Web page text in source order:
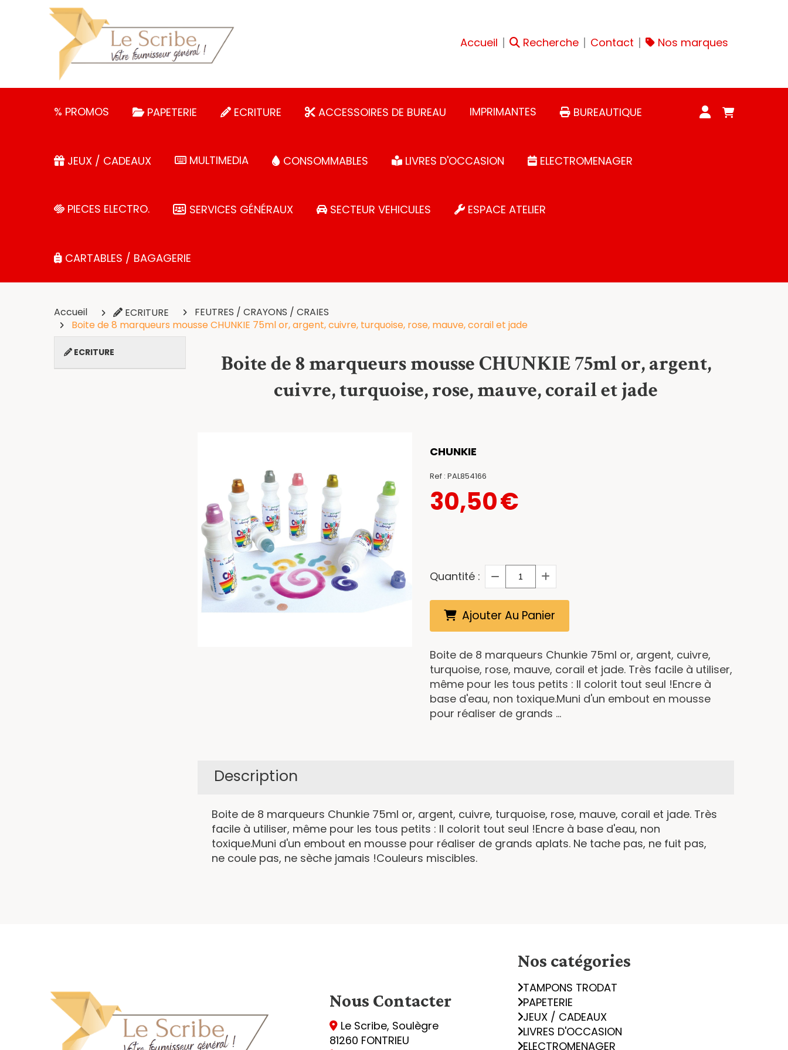
Accueil Recherche Contact Nos marques
% PROMOS PAPETERIE ECRITURE ACCESSOIRES DE BUREAU IMPRIMANTES BUREAUTIQUE
JEUX / CADEAUX MULTIMEDIA CONSOMMABLES LIVRES D'OCCASION ELECTROMENAGER
PIECES ELECTRO. SERVICES GÉNÉRAUX SECTEUR VEHICULES ESPACE ATELIER
CARTABLES / BAGAGERIE
ECRITURE
Accueil ECRITURE
FEUTRES / CRAYONS / CRAIES
Boite de 8 marqueurs mousse CHUNKIE 75ml or, argent, cuivre, turquoise, rose, mauve, corail et jade
Boite de 8 marqueurs mousse CHUNKIE 75ml or, argent,
cuivre, turquoise, rose, mauve, corail et jade
CHUNKIE
Ref : PAL854166
30,50€
Quantité :
Ajouter Au Panier
Boite de 8 marqueurs Chunkie 75ml or, argent, cuivre,
turquoise, rose, mauve, corail et jade. Très facile à utiliser,
même pour les tous petits : Il colorit tout seul !Encre à
base d'eau, non toxique.Muni d'un embout en mousse
pour réaliser de grands ...
Description
Boite de 8 marqueurs Chunkie 75ml or, argent, cuivre, turquoise, rose, mauve, corail et jade. Très
facile à utiliser, même pour les tous petits : Il colorit tout seul !Encre à base d'eau, non
toxique.Muni d'un embout en mousse pour réaliser de grands aplats. Ne tache pas, ne fuit pas,
ne coule pas, ne sèche jamais !Couleurs miscibles.
Nous Contacter
 Le Scribe, Soulègre
81260 FONTRIEU
Nos catégories
TAMPONS TRODAT
PAPETERIE
JEUX / CADEAUX
LIVRES D'OCCASION
ELECTROMENAGER